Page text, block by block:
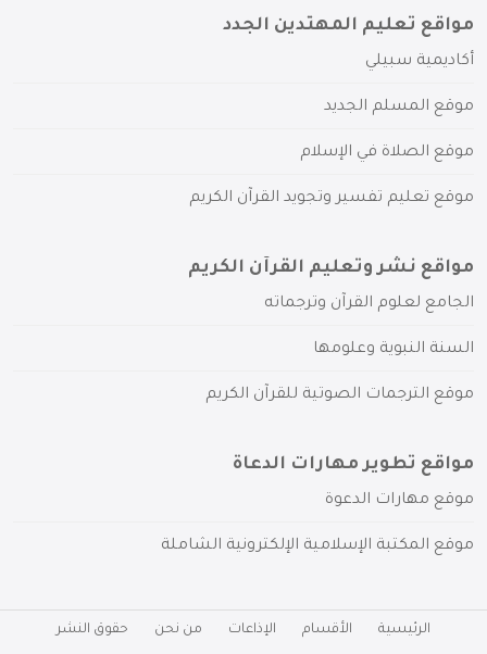
مواقع تعليم المهتدين الجدد
أكاديمية سبيلي
موقع المسلم الجديد
موقع الصلاة في الإسلام
موقع تعليم تفسير وتجويد القرآن الكريم
مواقع نشر وتعليم القرآن الكريم
الجامع لعلوم القرآن وترجماته
السنة النبوية وعلومها
موقع الترجمات الصوتية للقرآن الكريم
مواقع تطوير مهارات الدعاة
موقع مهارات الدعوة
موقع المكتبة الإسلامية الإلكترونية الشاملة
الرئيسية الأقسام الإذاعات من نحن حقوق النشر